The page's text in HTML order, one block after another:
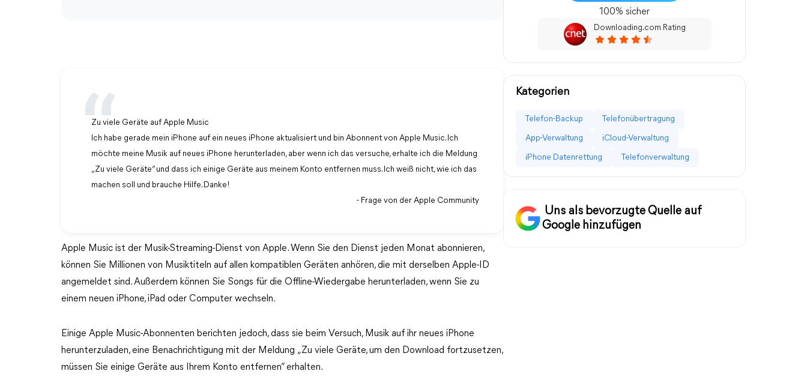
Zu viele Geräte auf Apple Music
Ich habe gerade mein iPhone auf ein neues iPhone aktualisiert und bin Abonnent von Apple Music. Ich
möchte meine Musik auf neues iPhone herunterladen, aber wenn ich das versuche, erhalte ich die Meldung
„Zu viele Geräte“ und dass ich einige Geräte aus meinem Konto entfernen muss. Ich weiß nicht, wie ich das
machen soll und brauche Hilfe. Danke!
- Frage von der Apple Community
Apple Music ist der Musik-Streaming-Dienst von Apple. Wenn Sie den Dienst jeden Monat abonnieren,
können Sie Millionen von Musiktiteln auf allen kompatiblen Geräten anhören, die mit derselben Apple-ID
angemeldet sind. Außerdem können Sie Songs für die Offline-Wiedergabe herunterladen, wenn Sie zu
einem neuen iPhone, iPad oder Computer wechseln.
Einige Apple Music-Abonnenten berichten jedoch, dass sie beim Versuch, Musik auf ihr neues iPhone
herunterzuladen, eine Benachrichtigung mit der Meldung „Zu viele Geräte, um den Download fortzusetzen,
müssen Sie einige Geräte aus Ihrem Konto entfernen“ erhalten.
100% sicher
Downloading.com Rating
Kategorien
Telefon-Backup Telefonübertragung
App-Verwaltung iCloud-Verwaltung
iPhone Datenrettung Telefonverwaltung
Uns als bevorzugte Quelle auf
Google hinzufügen